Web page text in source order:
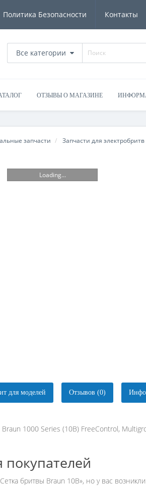
Политика Безопасности Контакты
Все категории
ОТЗЫВЫ О МАГАЗИНЕ
запчасти Запчасти для электробритв
Loading...
для моделей Отзывов (0)
Braun 1000 Series (10B) FreeControl,
покупателей
бритвы Braun 10B», но у вас